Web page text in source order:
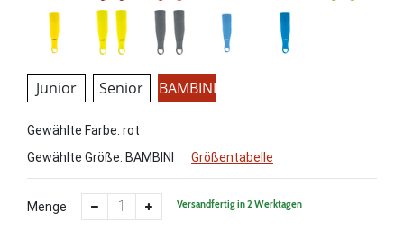
Junior Senior BAMBINI
Gewählte Farbe: rot
Gewählte Größe: BAMBINI Größentabelle
Menge Versandfertig in 2 Werktagen